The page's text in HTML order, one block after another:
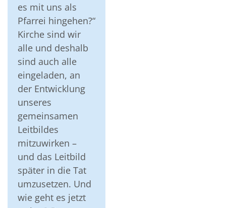
es mit uns als
Pfarrei hingehen?“
Kirche sind wir
alle und deshalb
sind auch alle
eingeladen, an
der Entwicklung
unseres
gemeinsamen
Leitbildes
mitzuwirken –
und das Leitbild
später in die Tat
umzusetzen. Und
wie geht es jetzt